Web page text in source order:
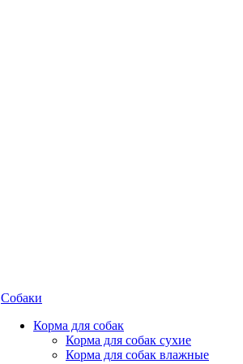
Собаки
Корма для собак
Корма для собак сухие
Корма для собак влажные